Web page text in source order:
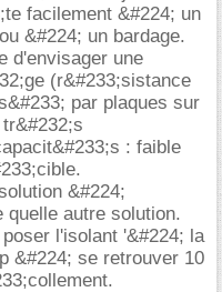
facilement &#224; un
&#224; un bardage.
d'envisager une
(r&#233;sistance
par plaques sur
: faible
&#224;
quelle autre solution.
l'isolant '&#224; la
&#224; se retrouver 10